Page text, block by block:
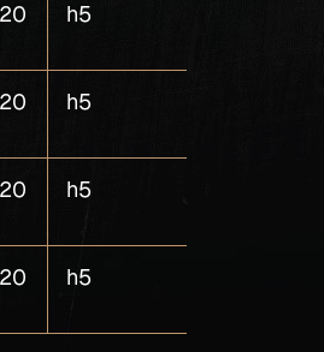
h5
h5
h5
h5